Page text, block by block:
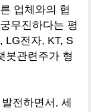
업체와의 협
무진하다는 평
LG전자, KT, S
봇관련주가 형
전하면서, 세